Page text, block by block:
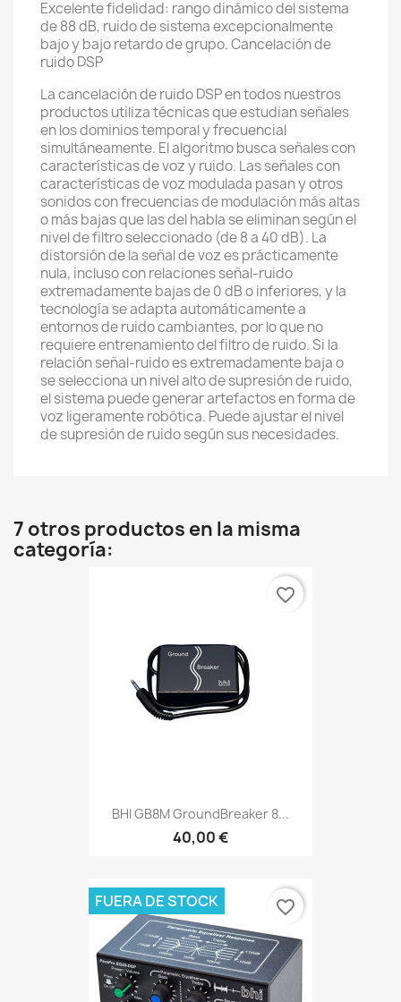
Excelente fidelidad: rango dinámico del sistema
de 88 dB, ruido de sistema excepcionalmente
bajo y bajo retardo de grupo. Cancelación de
ruido DSP
La cancelación de ruido DSP en todos nuestros
productos utiliza técnicas que estudian señales
en los dominios temporal y frecuencial
simultáneamente. El algoritmo busca señales con
características de voz y ruido. Las señales con
características de voz modulada pasan y otros
sonidos con frecuencias de modulación más altas
o más bajas que las del habla se eliminan según el
nivel de filtro seleccionado (de 8 a 40 dB). La
distorsión de la señal de voz es prácticamente
nula, incluso con relaciones señal-ruido
extremadamente bajas de 0 dB o inferiores, y la
tecnología se adapta automáticamente a
entornos de ruido cambiantes, por lo que no
requiere entrenamiento del filtro de ruido. Si la
relación señal-ruido es extremadamente baja o
se selecciona un nivel alto de supresión de ruido,
el sistema puede generar artefactos en forma de
voz ligeramente robótica. Puede ajustar el nivel
de supresión de ruido según sus necesidades.
7 otros productos en la misma
categoría:
BHI GB8M GroundBreaker 8...
40,00 €
favorite_border
FUERA DE STOCK favorite_border